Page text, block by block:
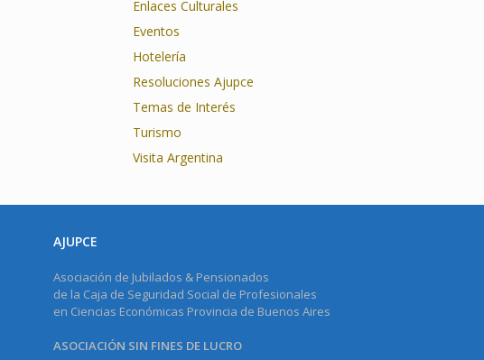
Enlaces Culturales
Eventos
Hotelería
Resoluciones Ajupce
Temas de Interés
Turismo
Visita Argentina
AJUPCE
Asociación de Jubilados & Pensionados
de la Caja de Seguridad Social de Profesionales
en Ciencias Económicas Provincia de Buenos Aires
ASOCIACIÓN SIN FINES DE LUCRO